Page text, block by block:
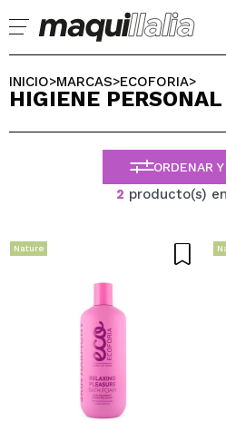
Ya soy #maquilover, tengo
¿Olvidaste la contraseña?
No tengo cuenta aquí
QUIERO
SELECCIONA
INICIO>MARCAS>ECOFORIA>
HIGIENE
ORDENAR
2 producto(s) en
Nature